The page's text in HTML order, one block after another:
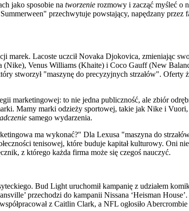
jako sposobie na tworzenie rozmowy i zacząć myśleć o
przechwytuje powstający, napędzany
marek. Lacoste uczcił Novaka Djokovica, zmieniając
Venus Williams (Khaite) i Coco Gauff (New
stworzył "maszynę do precyzyjnych strzałów".
marketingowej: to nie jedna publiczność, ale zbiór
Mamy marki odzieży sportowej, takie jak Nike i
samego wydarzenia.
ma wykonać?" Dla Lexusa "maszyna do
tenisowej, które buduje kapitał kulturowy. Oni
z którego każda firma może się czegoś nauczyć.
Bud Light uruchomił kampanię z udziałem
przechodzi do kampanii Nissana ‘Heisman
z Caitlin Clark, a NFL ogłosiło